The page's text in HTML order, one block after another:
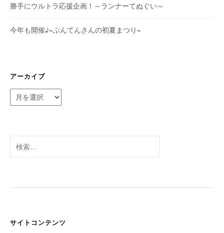
勝手にウルトラ応援企画！～ランナーてぬぐい～
今年も開催♪~ぶんてんさんの初夏まつり~
アーカイブ
ー
ブ
索:
サイトコンテンツ